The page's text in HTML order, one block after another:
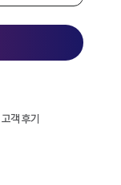
고객 후기